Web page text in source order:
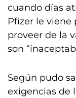
cuando días
Pfizer le
proveer de la
son
Según pudo
exigencias de